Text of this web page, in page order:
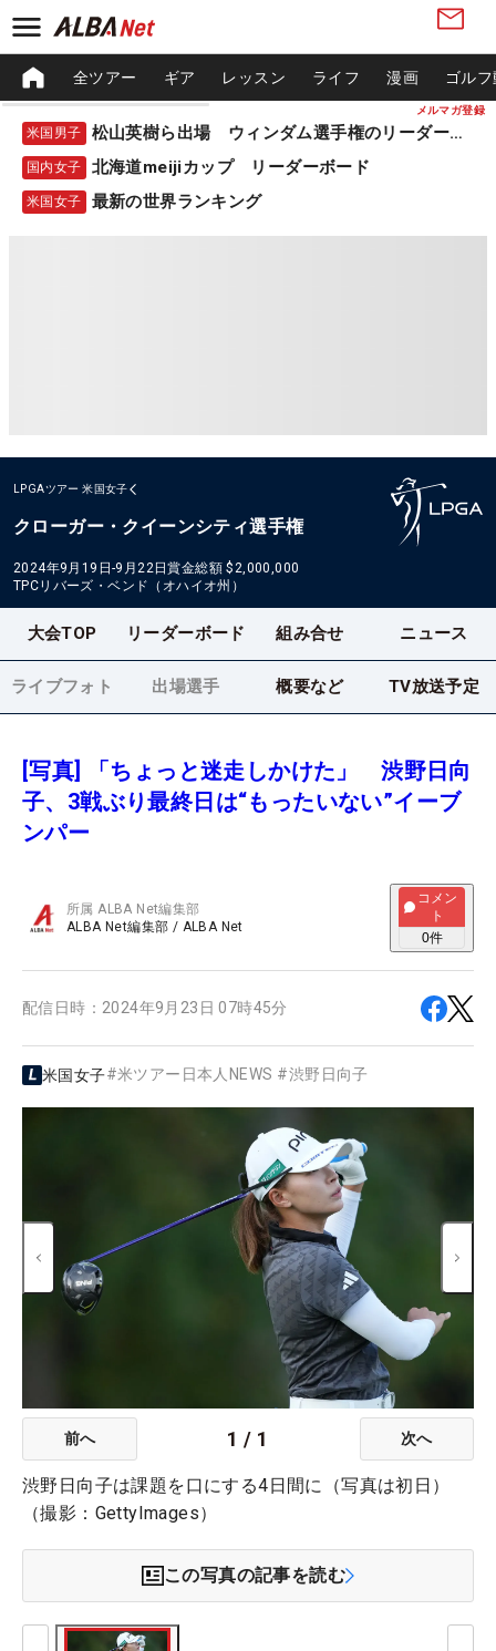
メルマガ登録
全ツアー ギア レッスン ライフ 漫画 ゴル
米国男子 松山英樹ら出場 ウィンダム選手権のリーダーボード
国内女子 北海道meijiカップ リーダーボード
米国女子 最新の世界ランキング
LPGAツアー 米国女子
クローガー・クイーンシティ選手権
2024年9月19日-9月22日賞金総額 $2,000,000
TPCリバーズ・ベンド（オハイオ州）
大会TOP リーダーボード 組み合せ ニュース
ライブフォト 出場選手 概要など TV放送予定
[写真] 「ちょっと迷走しかけた」 渋野日向
子、3戦ぶり最終日は“もったいない”イーブ
ンパー
所属ALBA Net編集部
ALBA Net編集部 / ALBA Net
コメン
ト
0件
配信日時： 2024年9月23日 07時45分
米国女子#米ツアー日本人NEWS #渋野日向子
前へ 1 / 1 次へ
渋野日向子は課題を口にする4日間に（写真は初日）
（撮影：GettyImages）
この写真の記事を読む